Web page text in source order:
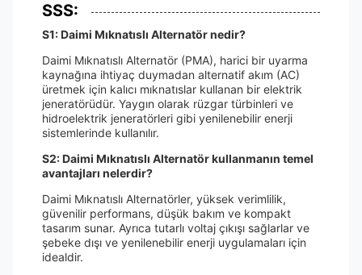
SSS:
S1: Daimi Mıknatıslı Alternatör nedir?
Daimi Mıknatıslı Alternatör (PMA), harici bir uyarma
kaynağına ihtiyaç duymadan alternatif akım (AC)
üretmek için kalıcı mıknatıslar kullanan bir elektrik
jeneratörüdür. Yaygın olarak rüzgar türbinleri ve
hidroelektrik jeneratörleri gibi yenilenebilir enerji
sistemlerinde kullanılır.
S2: Daimi Mıknatıslı Alternatör kullanmanın temel
avantajları nelerdir?
Daimi Mıknatıslı Alternatörler, yüksek verimlilik,
güvenilir performans, düşük bakım ve kompakt
tasarım sunar. Ayrıca tutarlı voltaj çıkışı sağlarlar ve
şebeke dışı ve yenilenebilir enerji uygulamaları için
idealdir.